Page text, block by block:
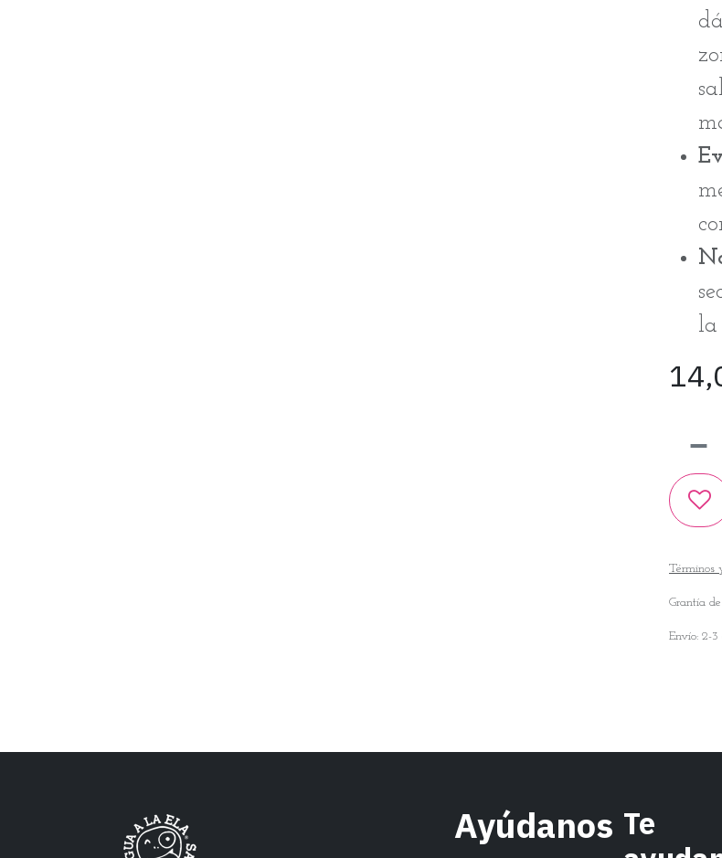
la
Términos
Grantía
Envío: 2-3
Te
Ayúdanos